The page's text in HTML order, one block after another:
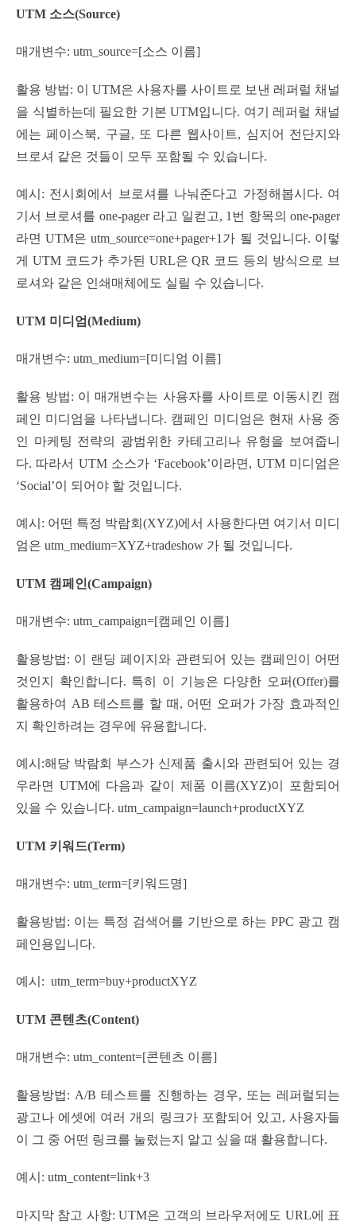
UTM 소스(Source)
매개변수: utm_source=[소스 이름]
활용 방법: 이 UTM은 사용자를 사이트로 보낸 레퍼럴 채널
을 식별하는데 필요한 기본 UTM입니다. 여기 레퍼럴 채널
에는 페이스북, 구글, 또 다른 웹사이트, 심지어 전단지와
브로셔 같은 것들이 모두 포함될 수 있습니다.
예시: 전시회에서 브로셔를 나눠준다고 가정해봅시다. 여
기서 브로셔를 one-pager 라고 일컫고, 1번 항목의 one-pager
라면 UTM은 utm_source=one+pager+1가 될 것입니다. 이렇
게 UTM 코드가 추가된 URL은 QR 코드 등의 방식으로 브
로셔와 같은 인쇄매체에도 실릴 수 있습니다.
UTM 미디엄(Medium)
매개변수: utm_medium=[미디엄 이름]
활용 방법: 이 매개변수는 사용자를 사이트로 이동시킨 캠
페인 미디엄을 나타냅니다. 캠페인 미디엄은 현재 사용 중
인 마케팅 전략의 광범위한 카테고리나 유형을 보여줍니
다. 따라서 UTM 소스가 ‘Facebook’이라면, UTM 미디엄은
‘Social’이 되어야 할 것입니다.
예시: 어떤 특정 박람회(XYZ)에서 사용한다면 여기서 미디
엄은 utm_medium=XYZ+tradeshow 가 될 것입니다.
UTM 캠페인(Campaign)
매개변수: utm_campaign=[캠페인 이름]
활용방법: 이 랜딩 페이지와 관련되어 있는 캠페인이 어떤
것인지 확인합니다. 특히 이 기능은 다양한 오퍼(Offer)를
활용하여 AB 테스트를 할 때, 어떤 오퍼가 가장 효과적인
지 확인하려는 경우에 유용합니다.
예시:해당 박람회 부스가 신제품 출시와 관련되어 있는 경
우라면 UTM에 다음과 같이 제품 이름(XYZ)이 포함되어
있을 수 있습니다. utm_campaign=launch+productXYZ
UTM 키워드(Term)
매개변수: utm_term=[키워드명]
활용방법: 이는 특정 검색어를 기반으로 하는 PPC 광고 캠
페인용입니다.
예시: utm_term=buy+productXYZ
UTM 콘텐츠(Content)
매개변수: utm_content=[콘텐츠 이름]
활용방법: A/B 테스트를 진행하는 경우, 또는 레퍼럴되는
광고나 에셋에 여러 개의 링크가 포함되어 있고, 사용자들
이 그 중 어떤 링크를 눌렀는지 알고 싶을 때 활용합니다.
예시: utm_content=link+3
마지막 참고 사항: UTM은 고객의 브라우저에도 URL에 표